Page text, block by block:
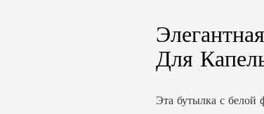
Для
Эта бутылка с белой